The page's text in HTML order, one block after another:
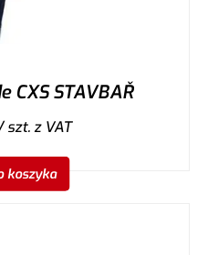
CXS STAVBAŘ
z VAT
koszyka